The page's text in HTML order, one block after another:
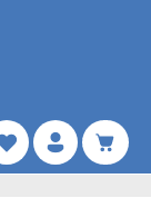
Merkzettel